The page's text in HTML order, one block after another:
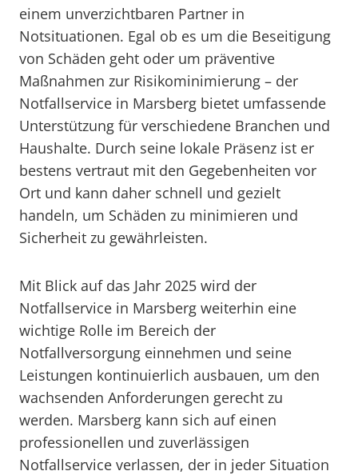
einem unverzichtbaren Partner in
Notsituationen. Egal ob es um die Beseitigung
von Schäden geht oder um präventive
Maßnahmen zur Risikominimierung – der
Notfallservice in Marsberg bietet umfassende
Unterstützung für verschiedene Branchen und
Haushalte. Durch seine lokale Präsenz ist er
bestens vertraut mit den Gegebenheiten vor
Ort und kann daher schnell und gezielt
handeln, um Schäden zu minimieren und
Sicherheit zu gewährleisten.
Mit Blick auf das Jahr 2025 wird der
Notfallservice in Marsberg weiterhin eine
wichtige Rolle im Bereich der
Notfallversorgung einnehmen und seine
Leistungen kontinuierlich ausbauen, um den
wachsenden Anforderungen gerecht zu
werden. Marsberg kann sich auf einen
professionellen und zuverlässigen
Notfallservice verlassen, der in jeder Situation